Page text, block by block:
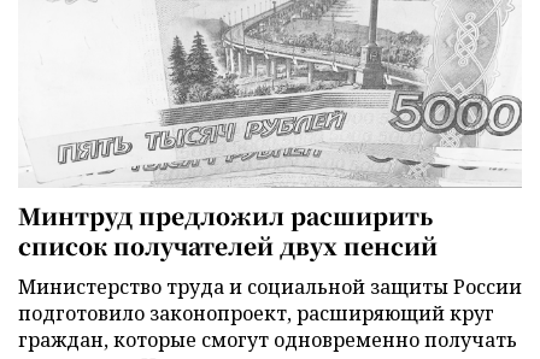
Минтруд предложил расширить
список получателей двух пенсий
Министерство труда и социальной защиты России
подготовило законопроект, расширяющий круг
граждан, которые смогут одновременно получать